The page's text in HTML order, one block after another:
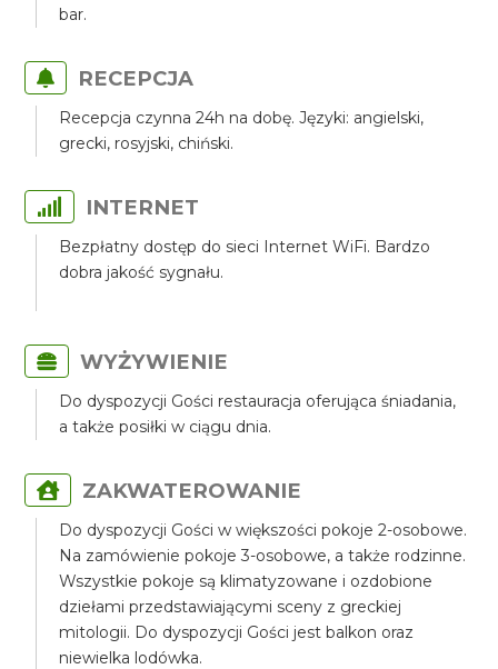
bar.
RECEPCJA
Recepcja czynna 24h na dobę. Języki: angielski,
grecki, rosyjski, chiński.
INTERNET
Bezpłatny dostęp do sieci Internet WiFi. Bardzo
dobra jakość sygnału.
WYŻYWIENIE
Do dyspozycji Gości restauracja oferująca śniadania,
a także posiłki w ciągu dnia.
ZAKWATEROWANIE
Do dyspozycji Gości w większości pokoje 2-osobowe.
Na zamówienie pokoje 3-osobowe, a także rodzinne.
Wszystkie pokoje są klimatyzowane i ozdobione
dziełami przedstawiającymi sceny z greckiej
mitologii. Do dyspozycji Gości jest balkon oraz
niewielka lodówka.